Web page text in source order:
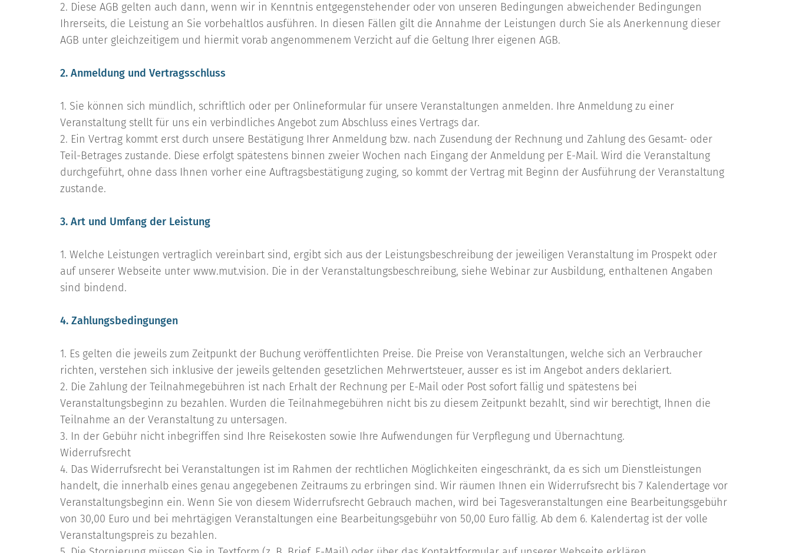
2. Diese AGB gelten auch dann, wenn wir in Kenntnis entgegenstehender oder von unseren Bedingungen abweichender Bedingungen
Ihrerseits, die Leistung an Sie vorbehaltlos ausführen. In diesen Fällen gilt die Annahme der Leistungen durch Sie als Anerkennung dieser
AGB unter gleichzeitigem und hiermit vorab angenommenem Verzicht auf die Geltung Ihrer eigenen AGB.
2. Anmeldung und Vertragsschluss
1. Sie können sich mündlich, schriftlich oder per Onlineformular für unsere Veranstaltungen anmelden. Ihre Anmeldung zu einer
Veranstaltung stellt für uns ein verbindliches Angebot zum Abschluss eines Vertrags dar.
2. Ein Vertrag kommt erst durch unsere Bestätigung Ihrer Anmeldung bzw. nach Zusendung der Rechnung und Zahlung des Gesamt- oder
Teil-Betrages zustande. Diese erfolgt spätestens binnen zweier Wochen nach Eingang der Anmeldung per E-Mail. Wird die Veranstaltung
durchgeführt, ohne dass Ihnen vorher eine Auftragsbestätigung zuging, so kommt der Vertrag mit Beginn der Ausführung der Veranstaltung
zustande.
3. Art und Umfang der Leistung
1. Welche Leistungen vertraglich vereinbart sind, ergibt sich aus der Leistungsbeschreibung der jeweiligen Veranstaltung im Prospekt oder
auf unserer Webseite unter www.mut.vision. Die in der Veranstaltungsbeschreibung, siehe Webinar zur Ausbildung, enthaltenen Angaben
sind bindend.
4. Zahlungsbedingungen
1. Es gelten die jeweils zum Zeitpunkt der Buchung veröffentlichten Preise. Die Preise von Veranstaltungen, welche sich an Verbraucher
richten, verstehen sich inklusive der jeweils geltenden gesetzlichen Mehrwertsteuer, ausser es ist im Angebot anders deklariert.
2. Die Zahlung der Teilnahmegebühren ist nach Erhalt der Rechnung per E-Mail oder Post sofort fällig und spätestens bei
Veranstaltungsbeginn zu bezahlen. Wurden die Teilnahmegebühren nicht bis zu diesem Zeitpunkt bezahlt, sind wir berechtigt, Ihnen die
Teilnahme an der Veranstaltung zu untersagen.
3. In der Gebühr nicht inbegriffen sind Ihre Reisekosten sowie Ihre Aufwendungen für Verpflegung und Übernachtung.
Widerrufsrecht
4. Das Widerrufsrecht bei Veranstaltungen ist im Rahmen der rechtlichen Möglichkeiten eingeschränkt, da es sich um Dienstleistungen
handelt, die innerhalb eines genau angegebenen Zeitraums zu erbringen sind. Wir räumen Ihnen ein Widerrufsrecht bis 7 Kalendertage vor
Veranstaltungsbeginn ein. Wenn Sie von diesem Widerrufsrecht Gebrauch machen, wird bei Tagesveranstaltungen eine Bearbeitungsgebühr
von 30,00 Euro und bei mehrtägigen Veranstaltungen eine Bearbeitungsgebühr von 50,00 Euro fällig. Ab dem 6. Kalendertag ist der volle
Veranstaltungspreis zu bezahlen.